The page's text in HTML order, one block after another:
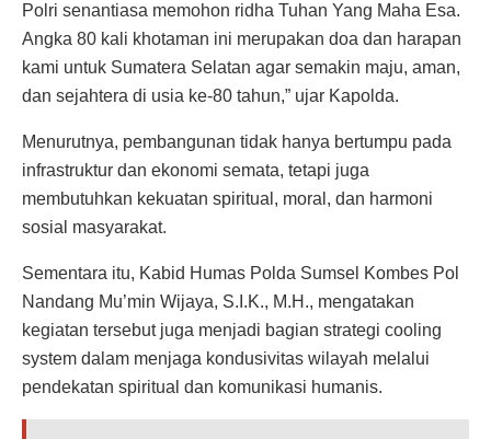
Polri senantiasa memohon ridha Tuhan Yang Maha Esa.
Angka 80 kali khotaman ini merupakan doa dan harapan
kami untuk Sumatera Selatan agar semakin maju, aman,
dan sejahtera di usia ke-80 tahun,” ujar Kapolda.
Menurutnya, pembangunan tidak hanya bertumpu pada
infrastruktur dan ekonomi semata, tetapi juga
membutuhkan kekuatan spiritual, moral, dan harmoni
sosial masyarakat.
Sementara itu, Kabid Humas Polda Sumsel Kombes Pol
Nandang Mu’min Wijaya, S.I.K., M.H., mengatakan
kegiatan tersebut juga menjadi bagian strategi cooling
system dalam menjaga kondusivitas wilayah melalui
pendekatan spiritual dan komunikasi humanis.